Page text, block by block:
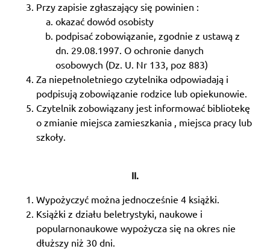
Przy zapisie zgłaszający się powinien :
okazać dowód osobisty
podpisać zobowiązanie, zgodnie z ustawą z
dn. 29.08.1997. O ochronie danych
osobowych (Dz. U. Nr 133, poz 883)
Za niepełnoletniego czytelnika odpowiadają i
podpisują zobowiązanie rodzice lub opiekunowie.
Czytelnik zobowiązany jest informować bibliotekę
o zmianie miejsca zamieszkania , miejsca pracy lub
szkoły.
II.
Wypożyczyć można jednocześnie 4 książki.
Książki z działu beletrystyki, naukowe i
popularnonaukowe wypożycza się na okres nie
dłuższy niż 30 dni.